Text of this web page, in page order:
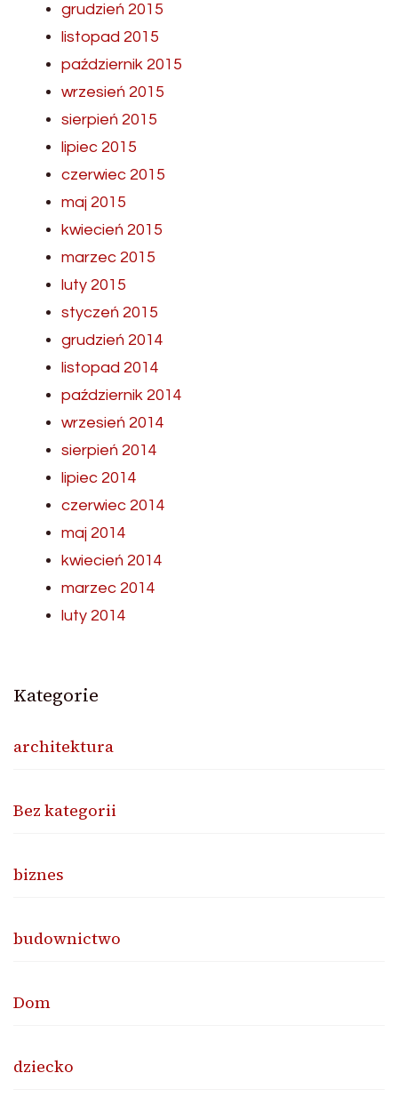
grudzień 2015
listopad 2015
październik 2015
wrzesień 2015
sierpień 2015
lipiec 2015
czerwiec 2015
maj 2015
kwiecień 2015
marzec 2015
luty 2015
styczeń 2015
grudzień 2014
listopad 2014
październik 2014
wrzesień 2014
sierpień 2014
lipiec 2014
czerwiec 2014
maj 2014
kwiecień 2014
marzec 2014
luty 2014
Kategorie
architektura
Bez kategorii
biznes
budownictwo
Dom
dziecko